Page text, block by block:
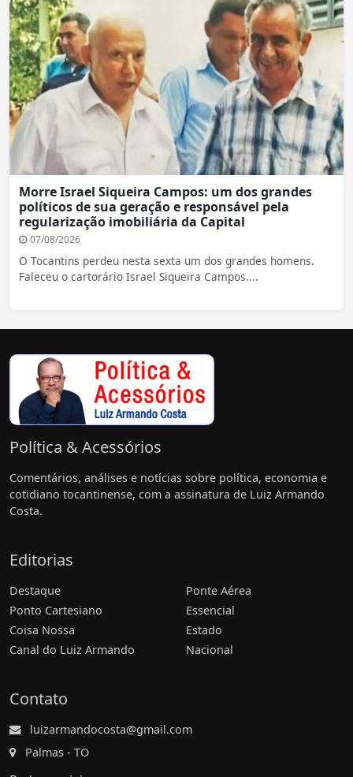
Morre Israel Siqueira Campos: um dos grandes
políticos de sua geração e responsável pela
regularização imobiliária da Capital
07/08/2026
O Tocantins perdeu nesta sexta um dos grandes homens.
Faleceu o cartorário Israel Siqueira Campos....
Política & Acessórios
Comentários, análises e notícias sobre política, economia e
cotidiano tocantinense, com a assinatura de Luiz Armando
Costa.
Editorias
Destaque
Ponto Cartesiano
Coisa Nossa
Canal do Luiz Armando
Ponte Aérea
Essencial
Estado
Nacional
Contato
luizarmandocosta@gmail.com
Palmas - TO